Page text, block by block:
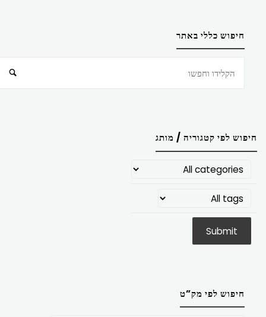
חיפוש כללי באתר
חיפוש לפי קטגוריה / מותג
חיפוש לפי מק”ט